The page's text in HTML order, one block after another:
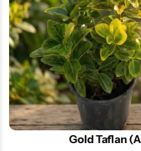
Gold Taflan